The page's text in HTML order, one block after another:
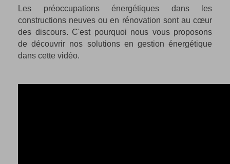
Les préoccupations énergétiques dans les
constructions neuves ou en rénovation sont au cœur
des discours. C'est pourquoi nous vous proposons
de découvrir nos solutions en gestion énergétique
dans cette vidéo.